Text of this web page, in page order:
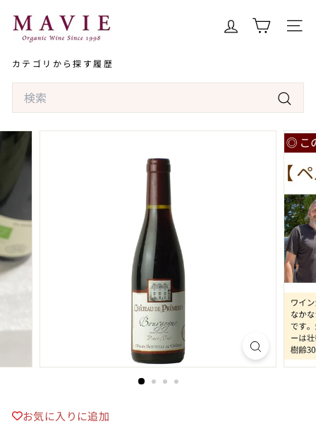
キ
オ
ー
ニ
ッ
ク
ワ
イ
ン
専
門
店
マ
ヴ
ィ
サイ
カテゴリから探す履歴
Search
検
索
お気に入りに追加